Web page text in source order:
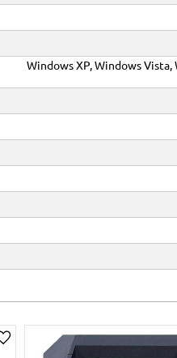
Windows XP, Windows Vista,
Lägg till i önskelista